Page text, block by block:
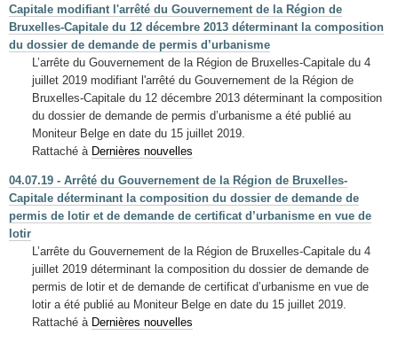
Capitale modifiant l'arrêté du Gouvernement de la Région de
Bruxelles-Capitale du 12 décembre 2013 déterminant la composition
du dossier de demande de permis d’urbanisme
L’arrête du Gouvernement de la Région de Bruxelles-Capitale du 4
juillet 2019 modifiant l'arrêté du Gouvernement de la Région de
Bruxelles-Capitale du 12 décembre 2013 déterminant la composition
du dossier de demande de permis d’urbanisme a été publié au
Moniteur Belge en date du 15 juillet 2019.
Rattaché à Dernières nouvelles
04.07.19 - Arrêté du Gouvernement de la Région de Bruxelles-
Capitale déterminant la composition du dossier de demande de
permis de lotir et de demande de certificat d’urbanisme en vue de
lotir
L’arrête du Gouvernement de la Région de Bruxelles-Capitale du 4
juillet 2019 déterminant la composition du dossier de demande de
permis de lotir et de demande de certificat d’urbanisme en vue de
lotir a été publié au Moniteur Belge en date du 15 juillet 2019.
Rattaché à Dernières nouvelles